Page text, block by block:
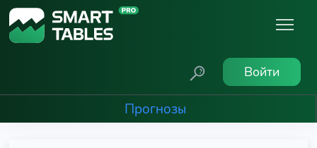
Войти
Прогнозы